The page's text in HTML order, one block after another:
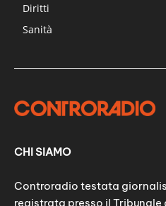
Diritti
Sanità
CHI SIAMO
Controradio testata
registrata presso il